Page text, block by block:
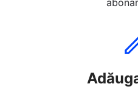
Pur și simplu lipiți textul